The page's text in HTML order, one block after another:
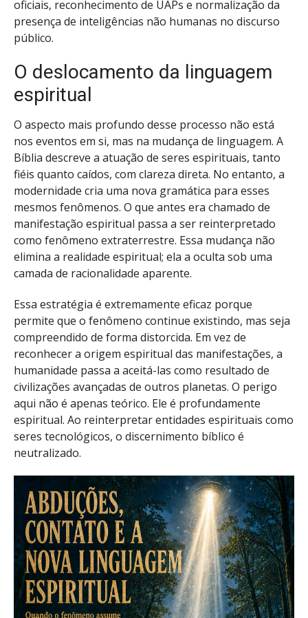
oficiais, reconhecimento de UAPs e normalização da
presença de inteligências não humanas no discurso
público.
O deslocamento da linguagem
espiritual
O aspecto mais profundo desse processo não está
nos eventos em si, mas na mudança de linguagem. A
Bíblia descreve a atuação de seres espirituais, tanto
fiéis quanto caídos, com clareza direta. No entanto, a
modernidade cria uma nova gramática para esses
mesmos fenômenos. O que antes era chamado de
manifestação espiritual passa a ser reinterpretado
como fenômeno extraterrestre. Essa mudança não
elimina a realidade espiritual; ela a oculta sob uma
camada de racionalidade aparente.
Essa estratégia é extremamente eficaz porque
permite que o fenômeno continue existindo, mas seja
compreendido de forma distorcida. Em vez de
reconhecer a origem espiritual das manifestações, a
humanidade passa a aceitá-las como resultado de
civilizações avançadas de outros planetas. O perigo
aqui não é apenas teórico. Ele é profundamente
espiritual. Ao reinterpretar entidades espirituais como
seres tecnológicos, o discernimento bíblico é
neutralizado.